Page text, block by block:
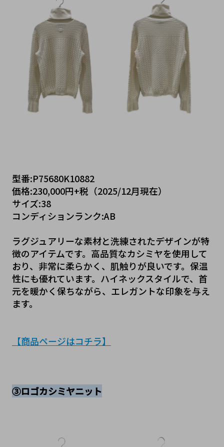
型番:P75680K10882
価格:230,000円+税（2025/12月現在）
サイズ:38
コンディションランク:AB
ラグジュアリーな素材と洗練されたデザインが特
徴のアイテムです。高品質なカシミヤを使用して
おり、非常に柔らかく、肌触りが良いです。保温
性にも優れています。ハイネックスタイルで、首
元を暖かく保ちながら、エレガントな印象を与え
ます。
【商品ページはコチラ】
③ロゴカシミヤニット